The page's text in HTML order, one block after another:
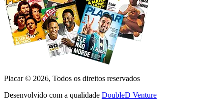
Placar © 2026, Todos os direitos reservados
Desenvolvido com a qualidade DoubleD Venture